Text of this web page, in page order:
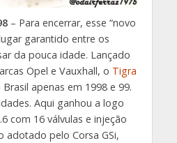
– Para encerrar, esse “novo
garantido entre os
da pouca idade. Lançado
Opel e Vauxhall, o Tigra
apenas em 1998 e 99.
Aqui ganhou a logo
com 16 válvulas e injeção
adotado pelo Corsa GSi,